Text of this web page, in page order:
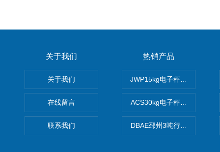
关于我们
关于我们
在线留言
联系我们
热销产品
JWP15kg电子秤价格,15公
ACS30kg电子秤价格,30公
DBAE邳州3吨行车电子吊秤